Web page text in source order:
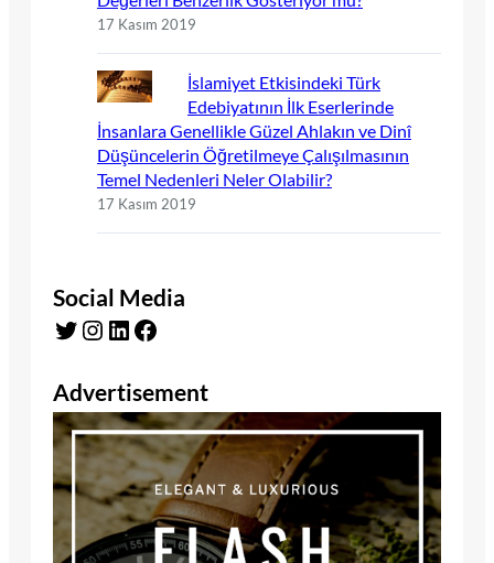
17 Kasım 2019
İslamiyet Etkisindeki Türk
Edebiyatının İlk Eserlerinde
İnsanlara Genellikle Güzel Ahlakın ve Dinî
Düşüncelerin Öğretilmeye Çalışılmasının
Temel Nedenleri Neler Olabilir?
17 Kasım 2019
Social Media
Twitter Instagram LinkedIn Facebook
Advertisement